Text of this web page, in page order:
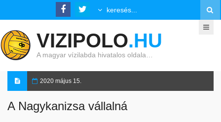
VIZIPOLO.HU
A magyar vízilabda hivatalos oldala…
2020 május 15.
A Nagykanizsa vállalná